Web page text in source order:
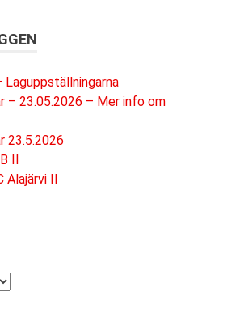
Laguppställningarna
– 23.05.2026 – Mer info om
23.5.2026
II
Alajärvi II